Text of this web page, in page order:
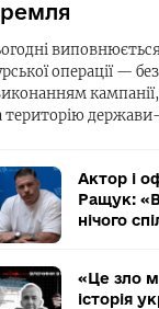
операції —
кампанії,
територію
Актор і
Ращук:
нічого
«Це зло
історія